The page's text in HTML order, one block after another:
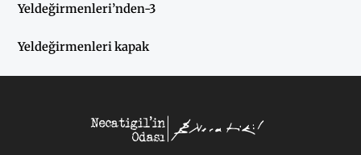
Yeldeğirmenleri’nden-3
Yeldeğirmenleri kapak